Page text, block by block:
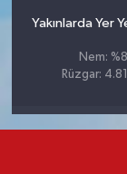
Yakınlarda Yer
Nem:
Rüzgar: